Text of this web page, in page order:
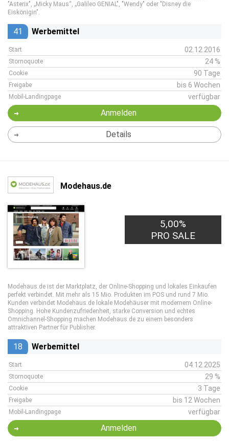
"Asterix", „Micky Maus“, „Galileo GENIAL", "Wendy" oder "Disney die
Eiskönigin".
41 Werbemittel
Start 02.12.2016
Stornoquote 24 %
Cookie 90 Tage
Freigabe bis 6 Wochen
Mobil-Landingpage verfügbar
Anmelden
Details
Modehaus.de
5,00%
PRO SALE
Modehaus.de ist der Marktplatz, der Online-Shopping und lokales Einkaufen
perfekt verbindet. Mit mehr als 15 Mio. Produkten im POS und rund 7 Mio.
Kunden verbindet Modehaus.de lokale Modehäuser mit modernem Online-
Shopping. Hohe Kundenzufriedenheit, starke Conversion und echtes
Omnichannel-Shopping machen Modehaus.de zu einem besonders
attraktiven Partner für Publisher.
18 Werbemittel
Start 04.12.2025
Stornoquote 29 %
Cookie 3 Tage
Freigabe bis 12 Wochen
Mobil-Landingpage verfügbar
Anmelden